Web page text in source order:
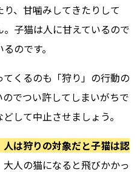
、甘噛みしてきたりして
子猫は人に甘えているので
のです。
くるのも「狩り」の行動の
でつい許してしまいがちで
して中止させましょう。
は狩りの対象だと子猫は認
大人の猫になると飛びかかっ